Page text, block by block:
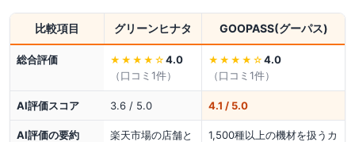
比較項目 グリーンヒナタ GOOPASS(グーパス)
総合評価 ★★★★ ☆ 4.0
（口コミ 1件）
★★★★ ☆ 4.0
（口コミ 1件）
AI評価スコア 3.6 / 5.0 4.1 / 5.0
AI評価の要約
楽天市場の店舗と
1,500種以上の機材を扱うカ